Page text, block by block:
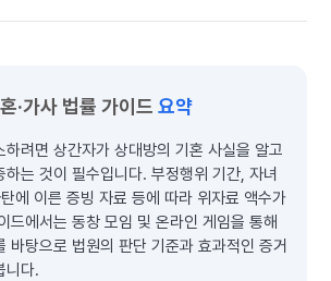
·가사 법률 가이드 요약
하려면 상간자가 상대방의 기혼 사실을 알고
하는 것이 필수입니다. 부정행위 기간, 자녀
에 이른 증빙 자료 등에 따라 위자료 액수가
드에서는 동창 모임 및 온라인 게임을 통해
바탕으로 법원의 판단 기준과 효과적인 증거
니다.